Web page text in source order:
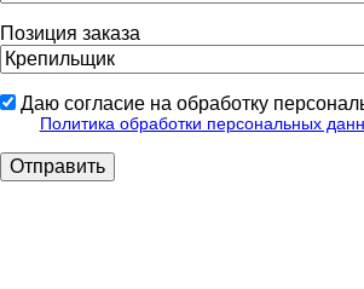
Позиция заказа
Даю согласие на обработку
Политика обработки персональных